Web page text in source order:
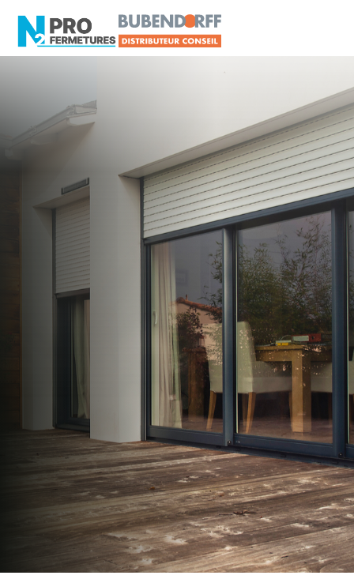
LOIRE-ATLANTIQUE -
Volet roulant
Le Cellier
Artisan, Menuisier, TPE ou PME proche de Le
N2PRO Fermetures est votre référent Volet
roulant officiel pour vous apporter : Tarifs directs
usines sans minimum d'achat - Assistance
technique chantier et service réactif avec
07 83 35 69 17
MON DEVIS MOTEUR
Voir tous nos produits